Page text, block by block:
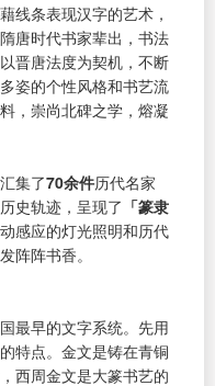
线条表现汉字的艺术，
唐时代书家辈出，书法
晋唐法度为契机，不断
姿的个性风格和书艺流
，崇尚北碑之学，熔凝
集了70余件历代名家
史轨迹，呈现了 「篆隶
感应的灯光照明和历代
阵阵书香。
最早的文字系统。先用
特点。金文是铸在青铜
西周金文是大篆书艺的